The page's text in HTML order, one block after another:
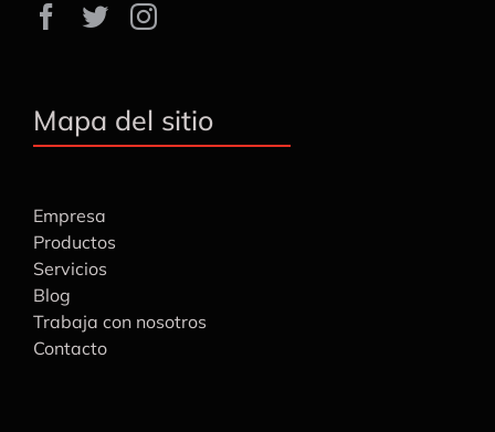
Mapa del sitio
Empresa
Productos
Servicios
Blog
Trabaja con nosotros
Contacto